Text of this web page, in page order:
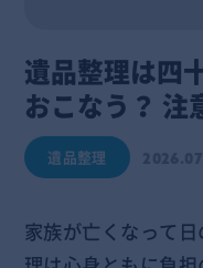
遺品整理は四
おこなう？ 注
遺品整理
家族が亡くなって